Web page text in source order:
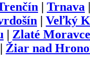
Trnava
Veľký
Zlaté Moravce
Žiar nad